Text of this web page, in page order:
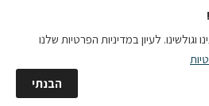
הזכויות שמורות
לעיון במדיניות הפרטיות שלנו
הבנתי